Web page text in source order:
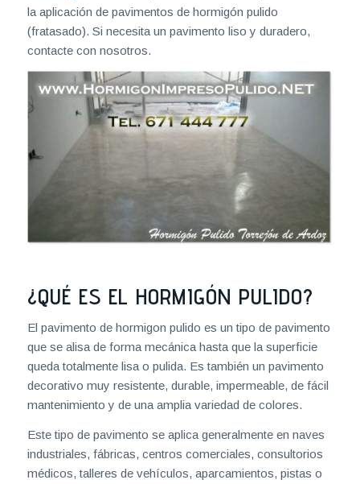
la aplicación de pavimentos de hormigón pulido
(fratasado). Si necesita un pavimento liso y duradero,
contacte con nosotros.
¿QUÉ ES EL HORMIGÓN PULIDO?
El pavimento de hormigon pulido es un tipo de pavimento
que se alisa de forma mecánica hasta que la superficie
queda totalmente lisa o pulida. Es también un pavimento
decorativo muy resistente, durable, impermeable, de fácil
mantenimiento y de una amplia variedad de colores.
Este tipo de pavimento se aplica generalmente en naves
industriales, fábricas, centros comerciales, consultorios
médicos, talleres de vehículos, aparcamientos, pistas o